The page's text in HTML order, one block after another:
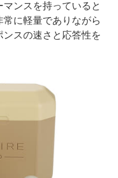
ンスを持っていると
に軽量でありながら
スの速さと応答性を